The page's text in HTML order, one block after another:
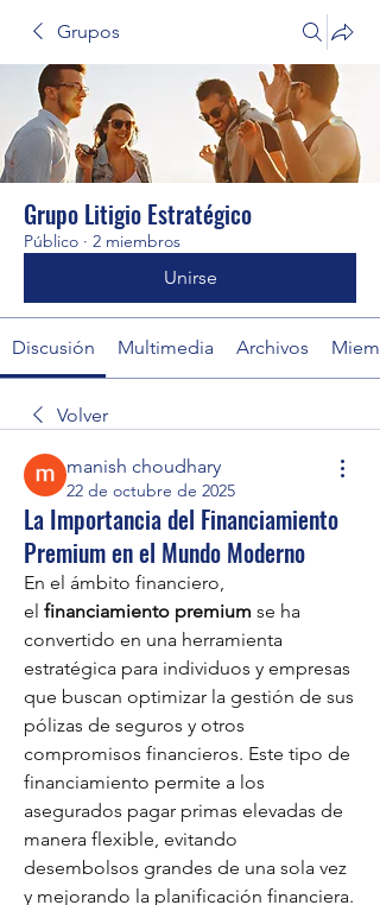
Grupos
Grupo Litigio Estratégico
Público · 2 miembros
Unirse
Discusión Multimedia Archivos
Volver
manish choudhary
22 de octubre de 2025
La Importancia del Financiamiento
Premium en el Mundo Moderno
En el ámbito financiero,
el financiamiento premium se ha
convertido en una herramienta
estratégica para individuos y empresas
que buscan optimizar la gestión de sus
pólizas de seguros y otros
compromisos financieros. Este tipo de
financiamiento permite a los
asegurados pagar primas elevadas de
manera flexible, evitando
desembolsos grandes de una sola vez
y mejorando la planificación financiera.